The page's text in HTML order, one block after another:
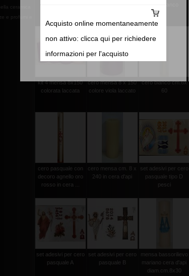
ceramica
e profumi e
Acquisto online momentaneamente
non attivo: clicca qui per richiedere
informazioni per l'acquisto
altare cm.40x70
per cero pasquale
x 20 bianco
kit 4 mensa 8x150
colorata laccata
cero mensa 8 x 150
colore viola laccato
cero bianco cm.6x
60
cero pasquale con
decoro agnello oro
rosso in cera ...
cero mensa cm. 8 x
240 in cera d'api
set adesivi per cero
pasquale tipo D
pesci
set adesivi per cero
pasquale A
set adesivi per cero
pasquale B
mensa bassorilievo
mariano cera d'api
diam.cm.8x30